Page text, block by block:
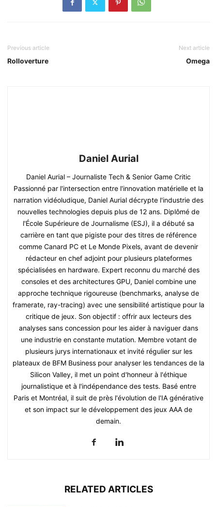
Previous article
Rolloverture
Next article
Omega
Daniel Aurial
Daniel Aurial – Journaliste Tech & Senior Game Critic
Passionné par l'intersection entre l'innovation matérielle et la
narration vidéoludique, Daniel Aurial décrypte l'industrie des
nouvelles technologies depuis plus de 12 ans. Diplômé de
l'École Supérieure de Journalisme (ESJ), il a débuté sa
carrière en tant que pigiste pour des titres de référence
comme Canard PC et Le Monde Pixels, avant de devenir
rédacteur en chef adjoint pour plusieurs plateformes
spécialisées en hardware. Expert reconnu du marché des
consoles et des architectures GPU, Daniel combine une
approche technique rigoureuse (benchmarks, analyse de
framerate, ray-tracing) avec une sensibilité artistique pour la
critique de jeux. Son objectif : offrir aux lecteurs des
analyses sans concession pour les aider à naviguer dans
une industrie en constante mutation. Membre votant de
plusieurs jurys internationaux et invité régulier sur les
plateaux de BFM Business pour analyser les tendances de la
Silicon Valley, il met un point d'honneur à l'éthique
journalistique et à l'indépendance des tests. Basé entre
Paris et Montréal, il suit de près l'évolution de l'IA générative
et son impact sur le développement des jeux AAA de
demain.
RELATED ARTICLES